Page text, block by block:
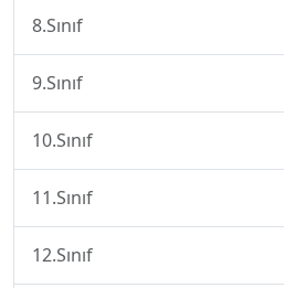
8.Sınıf
9.Sınıf
10.Sınıf
11.Sınıf
12.Sınıf